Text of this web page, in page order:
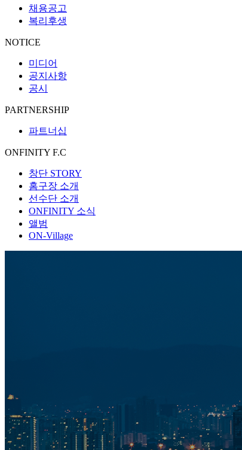
채용공고
복리후생
NOTICE
미디어
공지사항
공시
PARTNERSHIP
파트너십
ONFINITY F.C
창단 STORY
홈구장 소개
선수단 소개
ONFINITY 소식
앨범
ON-Village